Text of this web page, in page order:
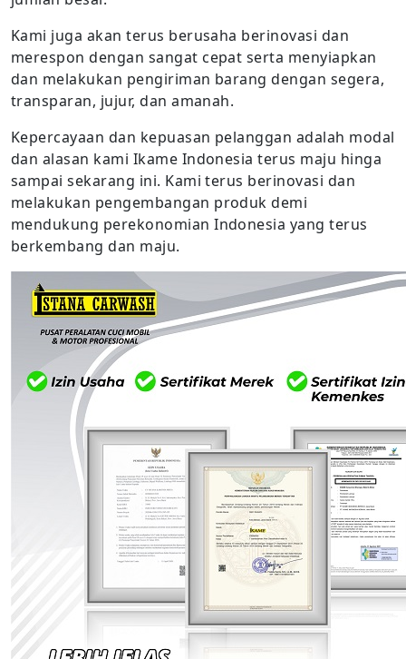
Kami juga akan terus berusaha berinovasi dan
merespon dengan sangat cepat serta menyiapkan
dan melakukan pengiriman barang dengan segera,
transparan, jujur, dan amanah.
Kepercayaan dan kepuasan pelanggan adalah modal
dan alasan kami Ikame Indonesia terus maju hinga
sampai sekarang ini. Kami terus berinovasi dan
melakukan pengembangan produk demi
mendukung perekonomian Indonesia yang terus
berkembang dan maju.